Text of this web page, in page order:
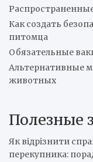
Как создать
питомца
Обязательные
Альтернативные
животных
Полезные
Як відрізнити
перекупника: